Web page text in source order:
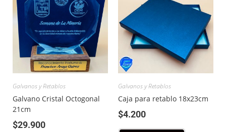
Galvanos y Retablos
Galvano Cristal Octogonal
21cm
$29.900
Galvanos y Retablos
Caja para retablo 18x23cm
$4.200